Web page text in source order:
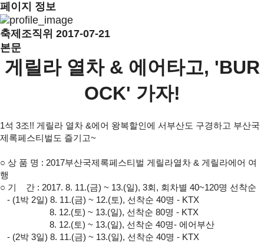
페이지 정보
축제조직위 2017-07-21
본문
게릴라 열차 & 에어타고, 'BUR
OCK' 가자!
1석 3조!! 게릴라 열차 &에어 왕복할인에 서부산도 구경하고 부산국
제록페스티벌도 즐기고~
○ 상 품 명 : 2017부산국제록페스티벌 게릴라열차 & 게릴라에어 여
행
○ 기 간 : 2017. 8. 11.(금) ~ 13.(일), 3회, 회차별 40~120명 선착순
- (1박 2일) 8. 11.(금) ~ 12.(토), 선착순 40명 - KTX
8. 12.(토) ~ 13.(일), 선착순 80명 - KTX
8. 12.(토) ~ 13.(일), 선착순 40명- 에어부산
- (2박 3일) 8. 11.(금) ~ 13.(일), 선착순 40명 - KTX